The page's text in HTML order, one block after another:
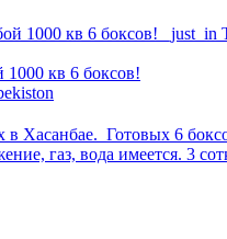
кв 6 боксов!
в Хасанбае. Готовых 6
газ, вода имеется. 3